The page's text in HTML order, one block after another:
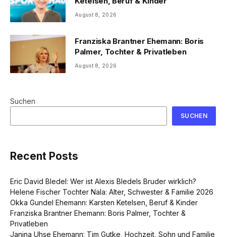
August 8, 2026
Franziska Brantner Ehemann: Boris
Palmer, Tochter & Privatleben
August 8, 2026
Suchen
SUCHEN
Recent Posts
Eric David Bledel: Wer ist Alexis Bledels Bruder wirklich?
Helene Fischer Tochter Nala: Alter, Schwester & Familie 2026
Okka Gundel Ehemann: Karsten Ketelsen, Beruf & Kinder
Franziska Brantner Ehemann: Boris Palmer, Tochter &
Privatleben
Janina Uhse Ehemann: Tim Gutke, Hochzeit, Sohn und Familie